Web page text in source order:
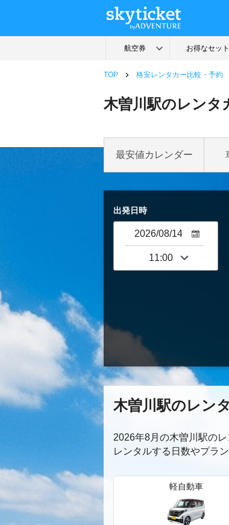
TOP 格安レンタカー比較・予約
木曽川駅のレンタ
最安値カレンダー
出発日時
木曽川駅のレン
2026年8月の木曽川駅の
レンタルする日数やプラ
軽自動車